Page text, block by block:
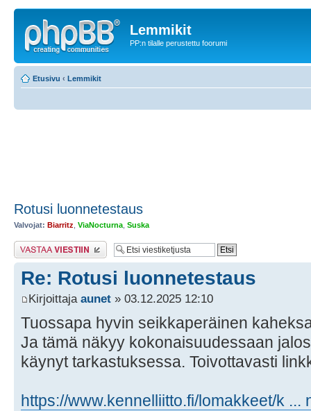
Lemmikit
PP:n tilalle perustettu foorumi
Etusivu ‹ Lemmikit
Rotusi luonnetestaus
Valvojat: Biarritz ViaNocturna Suska
Lähetä vastaus
Re: Rotusi luonnetestaus
Kirjoittaja aunet » 03.12.2025 12:10
Tuossapa hyvin seikkaperäinen
Ja tämä näkyy kokonaisuudessaan
käynyt tarkastuksessa. Toivottavasti
https://www.kennelliitto.fi/lomakkeet/k ...